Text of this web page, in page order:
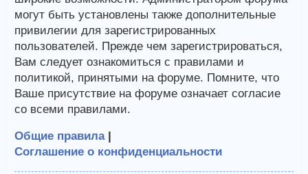
могут быть установлены также дополнительные
привилегии для зарегистрированных
пользователей. Прежде чем зарегистрироваться,
Вам следует ознакомиться с правилами и
политикой, принятыми на форуме. Помните, что
Ваше присутствие на форуме означает согласие
со всеми правилами.
Общие правила|
Соглашение о конфиденциальности